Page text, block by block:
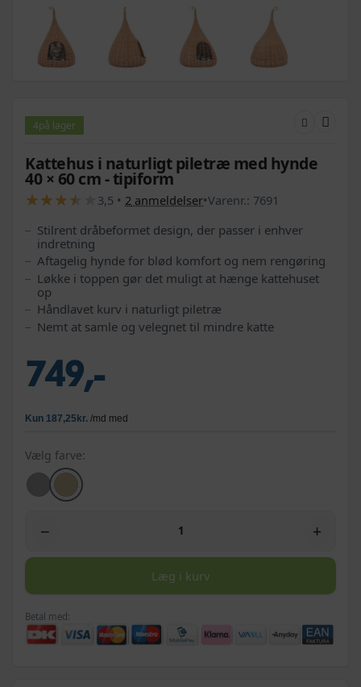
4på lager
Kattehus i naturligt piletræ med hynde
40 × 60 cm - tipiform
★
★★
★★
★★
★ 3,5 • 2 anmeldelser•Varenr.: 7691
Stilrent dråbeformet design, der passer i enhver
indretning
Aftagelig hynde for blød komfort og nem rengøring
Løkke i toppen gør det muligt at hænge kattehuset
op
Håndlavet kurv i naturligt piletræ
Nemt at samle og velegnet til mindre katte
749,-
Vælg farve:
− +
Læg i kurv
Betal med: